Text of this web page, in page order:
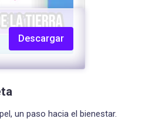
Descargar
un paso hacia el bienestar.